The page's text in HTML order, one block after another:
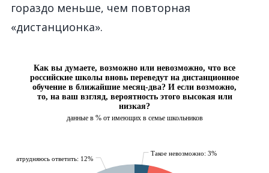
гораздо меньше, чем повторная
«дистанционка».